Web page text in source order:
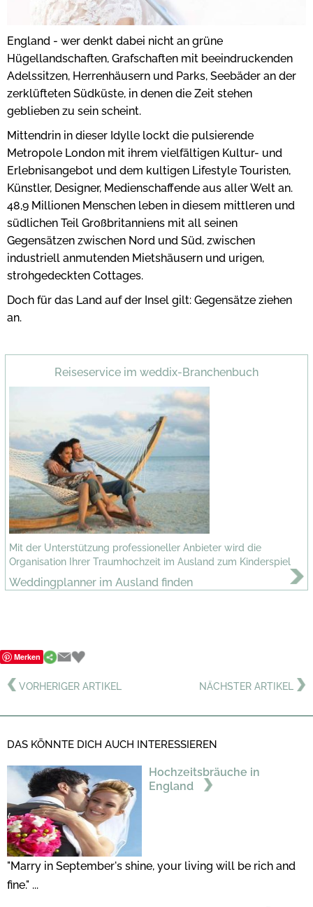
England - wer denkt dabei nicht an grüne
Hügellandschaften, Grafschaften mit beeindruckenden
Adelssitzen, Herrenhäusern und Parks, Seebäder an der
zerklüfteten Südküste, in denen die Zeit stehen
geblieben zu sein scheint.
Mittendrin in dieser Idylle lockt die pulsierende
Metropole London mit ihrem vielfältigen Kultur- und
Erlebnisangebot und dem kultigen Lifestyle Touristen,
Künstler, Designer, Medienschaffende aus aller Welt an.
48,9 Millionen Menschen leben in diesem mittleren und
südlichen Teil Großbritanniens mit all seinen
Gegensätzen zwischen Nord und Süd, zwischen
industriell anmutenden Mietshäusern und urigen,
strohgedeckten Cottages.
Doch für das Land auf der Insel gilt: Gegensätze ziehen
an.
Reiseservice im weddix-Branchenbuch
Mit der Unterstützung professioneller Anbieter wird die
Organisation Ihrer Traumhochzeit im Ausland zum Kinderspiel
Weddingplanner im Ausland finden
Merken
VORHERIGER ARTIKEL NÄCHSTER ARTIKEL
DAS KÖNNTE DICH AUCH INTERESSIEREN
Hochzeitsbräuche in
England
"Marry in September's shine, your living will be rich and
fine." ...